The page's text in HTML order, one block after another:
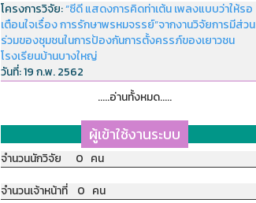
โครงการวิจัย:“ซีดี แสดงการคิดท่าเต้น เพลงแบบว่าให้รอ
เตือนใจเรื่อง การรักษาพรหมจรรย์”จากงานวิจัยการมีส่วน
ร่วมของชุมชนในการป้องกันการตั้งครรภ์ของเยาวชน
โรงเรียนบ้านบางใหญ่
วันที่:19 ก.พ. 2562
.....อ่านทั้งหมด.....
ผู้เข้าใช้งานระบบ
จำนวนนักวิจัย 0 คน
จำนวนเจ้าหน้าที่ 0 คน